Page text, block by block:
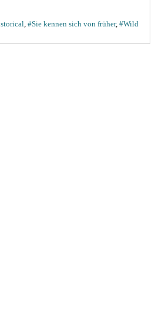
, #Sie kennen sich von früher, #Wild